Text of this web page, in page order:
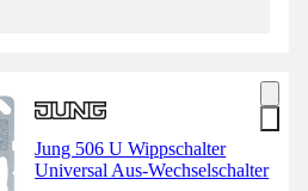
Jung 506 U Wippschalter
Universal Aus-Wechselschalter